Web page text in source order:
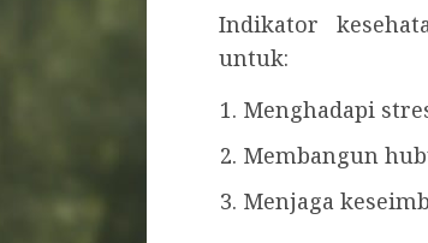
Indikator
untuk:
Menghadapi
Membangun
Menjaga